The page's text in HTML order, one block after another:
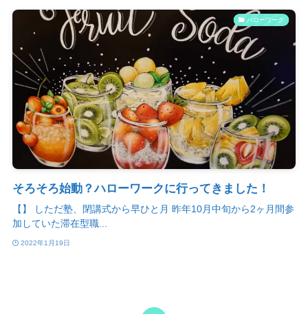
ハローワーク
そろそろ始動？ハローワークに行ってきました！
【】 しただ塾、閉講式から早ひと月 昨年10月中旬から2ヶ月間参
加していた滞在型職...
2022年1月19日